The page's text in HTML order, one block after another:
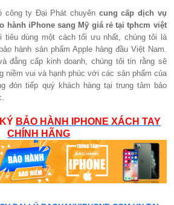
ty Đại Phát chuyên cung cấp dịch vụ
hành iPhone sang Mỹ giá rẻ tại tphcm việt
tiêu dùng một cách tối ưu nhất, chúng tôi là
hành sản phẩm Apple hàng đầu Việt Nam.
đẳng cấp kinh doanh, chúng tôi tin rằng sẽ
niềm vui và hạnh phúc với các sản phẩm của
đón tiếp quý khách hàng tại trung tâm bảo
BẢO HÀNH IPHONE XÁCH TAY
CHÍNH HÃNG